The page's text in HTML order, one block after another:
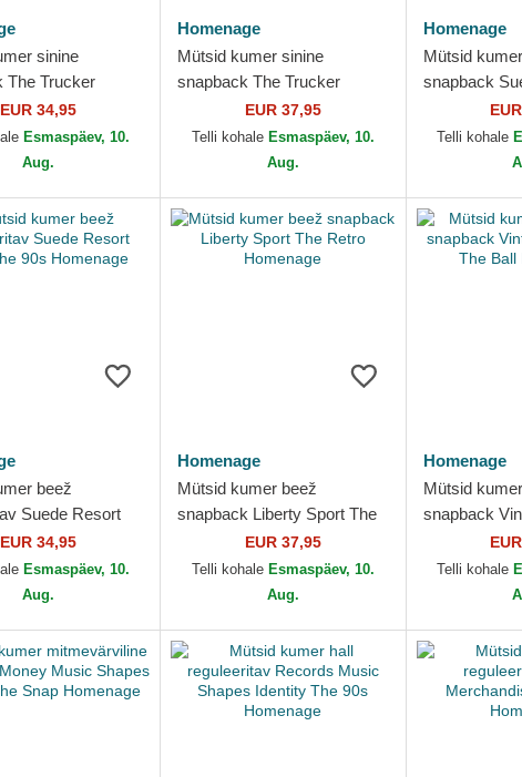
sinine
The Trucker
Fun The
EUR 34,95
Esmaspäev, 10.
Aug.
Homenage
Mütsid kumer sinine
snapback The Trucker
Childhood Fun The
Homenage
EUR 37,95
Telli kohale Esmaspäev, 10.
Aug.
Homenage
Mütsid
snapback
Sport The
Telli kohale
beež
Suede Resort
90s Homenage
EUR 34,95
Esmaspäev, 10.
Aug.
Homenage
Mütsid kumer beež
snapback Liberty Sport The
Retro Homenage
EUR 37,95
Telli kohale Esmaspäev, 10.
Aug.
Homenage
Mütsid
snapback
The Ball
Telli kohale